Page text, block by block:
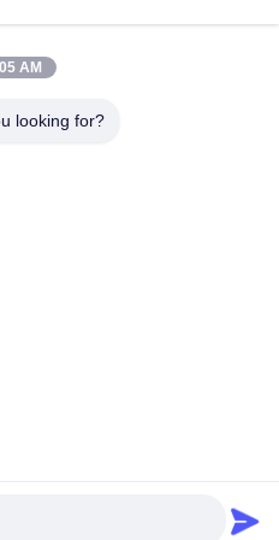
অক্ষীয় পিস্টন পাম্প
AM
looking for?